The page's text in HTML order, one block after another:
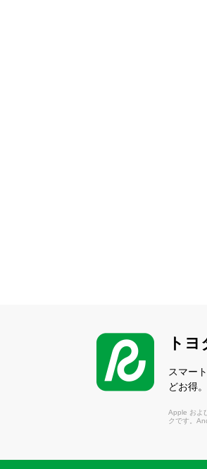
ト
スマー
どお得
Apple およ
クです。